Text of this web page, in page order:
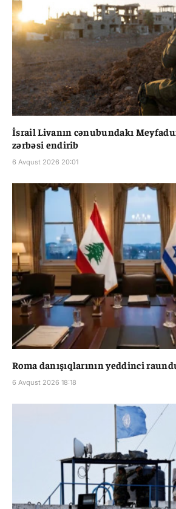
İsrail Livanın cənubundakı
zərbəsi endirib
6 Avqust 2026 20:01
Roma danışıqlarının yeddinci
6 Avqust 2026 18:18